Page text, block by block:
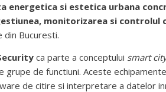
energetica si estetica urbana
monitorizarea si controlul
Bucuresti.
ca parte a conceptului smart
de functiuni. Aceste
de citire si interpretare a datelor